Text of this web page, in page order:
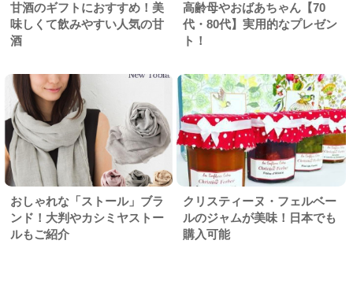
甘酒のギフトにおすすめ！美
味しくて飲みやすい人気の甘
酒
高齢母やおばあちゃん【70
代・80代】実用的なプレゼン
ト！
おしゃれな「ストール」ブラ
ンド！大判やカシミヤストー
ルもご紹介
クリスティーヌ・フェルベー
ルのジャムが美味！日本でも
購入可能